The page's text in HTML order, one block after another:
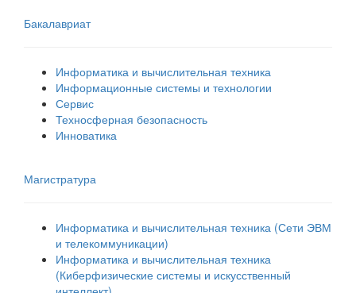
Бакалавриат
Информатика и вычислительная техника
Информационные системы и технологии
Сервис
Техносферная безопасность
Инноватика
Магистратура
Информатика и вычислительная техника (Сети ЭВМ
и телекоммуникации)
Информатика и вычислительная техника
(Киберфизические системы и искусственный